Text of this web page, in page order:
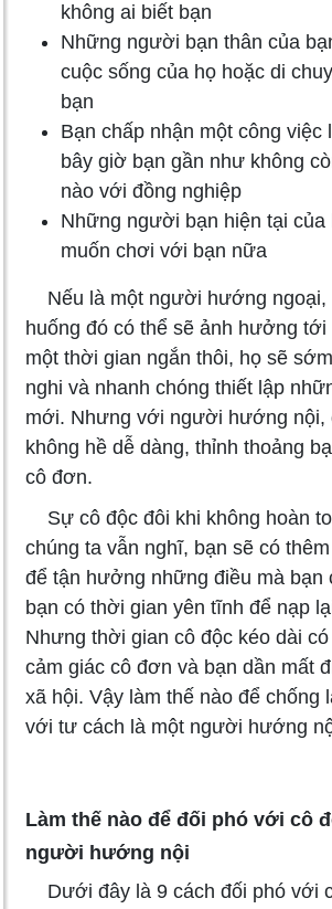
không ai biết bạn
Những người bạn thân của
cuộc sống của họ hoặc di
bạn
Bạn chấp nhận một công việc
bây giờ bạn gần như không
nào với đồng nghiệp
Những người bạn hiện tại của
muốn chơi với bạn nữa
Nếu là một người hướng ngoại,
huống đó có thể sẽ ảnh hưởng
một thời gian ngắn thôi, họ sẽ
nghi và nhanh chóng thiết lập
mới. Nhưng với người hướng nội,
không hề dễ dàng, thỉnh thoảng
cô đơn.
Sự cô độc đôi khi không hoàn
chúng ta vẫn nghĩ, bạn sẽ có
để tận hưởng những điều mà bạn
bạn có thời gian yên tĩnh để nạp
Nhưng thời gian cô độc kéo dài
cảm giác cô đơn và bạn dần mất
xã hội. Vậy làm thế nào để chống
với tư cách là một người hướng
Làm thế nào để đối phó với cô
người hướng nội
Dưới đây là 9 cách đối phó với